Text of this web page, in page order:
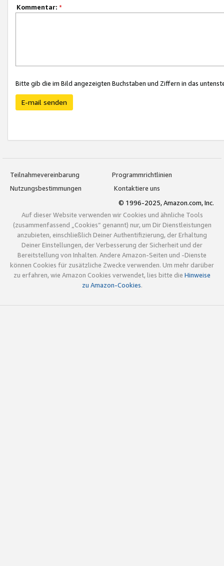
Kommentar: *
Bitte gib die im Bild angezeigten Buchstaben und Ziffern in das
E-mail senden
Teilnahmevereinbarung
Programmrichtlinien
Nutzungsbestimmungen
Kontaktiere uns
© 1996-2025, Amazon.com, Inc.
Auf dieser Website verwenden wir Cookies und ähnliche Tools
(zusammenfassend „Cookies“ genannt) nur, um Dir Dienstleistungen
anzubieten, einschließlich Deiner Authentifizierung, der Erhaltung
Deiner Einstellungen, der Verbesserung der Sicherheit und der
Bereitstellung von Inhalten. Andere Amazon-Seiten und -Dienste
können Cookies für zusätzliche Zwecke verwenden. Um mehr darüber
zu erfahren, wie Amazon Cookies verwendet, lies bitte die Hinweise
zu Amazon-Cookies.